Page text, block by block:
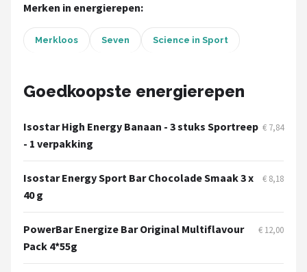
Stadsfietsen
Mountainbikes
Shop
POPULAIRE MERKEN
Basil
Volare
ABUS
Merken in energierepen:
Merkloos Seven Science in Sport
Goedkoopste energierepen
Isostar High Energy Banaan - 3 stuks Sportreep
- 1 verpakking
€ 7,84
Isostar Energy Sport Bar Chocolade Smaak 3 x
40 g
€ 8,18
PowerBar Energize Bar Original Multiflavour
Pack 4*55g
€ 12,00